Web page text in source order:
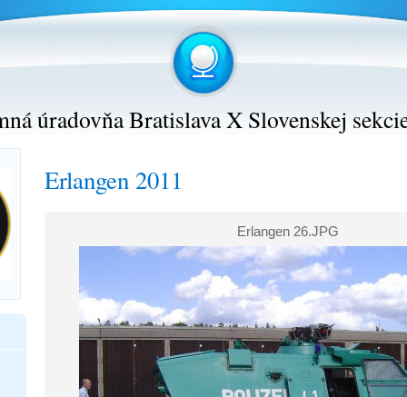
úradovňa Bratislava X Slovenskej
Erlangen 2011
Erlangen 26.JPG